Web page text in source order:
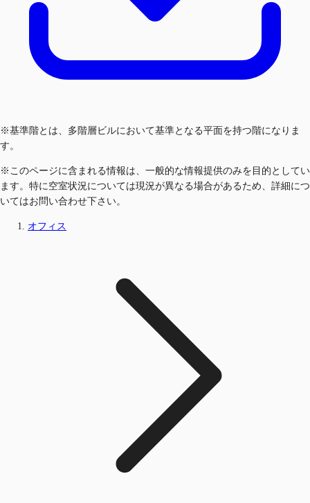
※基準階とは、多階層ビルにおいて基準となる平面を持つ階になりま
す。
※このページに含まれる情報は、一般的な情報提供のみを目的としてい
ます。特に空室状況については現況が異なる場合があるため、詳細につ
いてはお問い合わせ下さい。
オフィス